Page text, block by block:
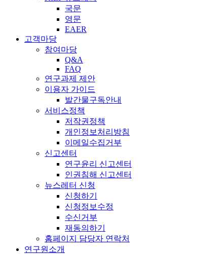
국문
영문
EAER
고객마당
참여마당
Q&A
FAQ
연구과제 제안
이용자 가이드
발간물구독안내
서비스정책
저작권정책
개인정보처리방침
이메일수집거부
신고센터
연구윤리 신고센터
인권침해 신고센터
뉴스레터 신청
신청하기
신청정보수정
수신거부
재동의하기
홈페이지 담당자 연락처
연구원소개